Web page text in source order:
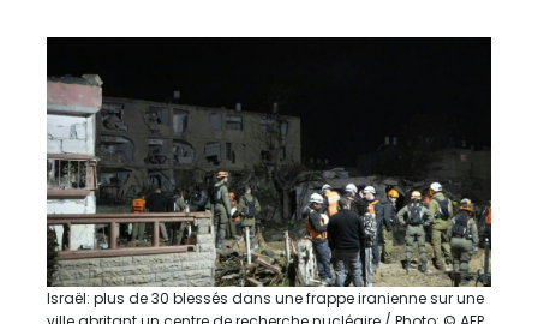
Israël: plus de 30 blessés dans une frappe iranienne sur une